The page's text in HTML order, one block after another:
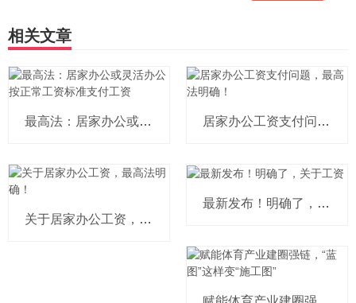
相关文章
最高法：居家办公或灵活办公按正常工 居家办公工资支付问题，最高法明确！
关于居家办公工资，最高法明确！
最新发布！明确了，关于工资